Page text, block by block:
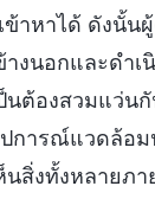
ข้าหาได้ ดังนั้น
งนอกและดำเ
ป็นต้องสวมแว่
การณ์แวดล้อ
สิ่งทั้งหลายภ